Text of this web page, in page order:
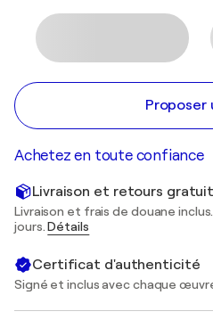
Proposer
Achetez en toute confiance
Livraison et retours
Livraison et frais de douane
jours.Détails
Certificat d'authenticité
Signé et inclus avec chaque